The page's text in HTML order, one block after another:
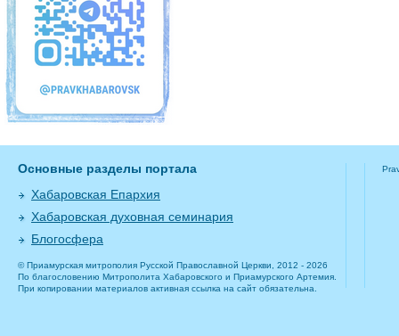
Основные разделы портала
Хабаровская Епархия
Хабаровская духовная семинария
Блогосфера
© Приамурская митрополия Русской Православной Церкви, 2012 - 2026
По благословению Митрополита Хабаровского и Приамурского Артемия.
При копировании материалов активная ссылка на сайт обязательна.